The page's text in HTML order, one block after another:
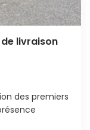
livraison
des premiers